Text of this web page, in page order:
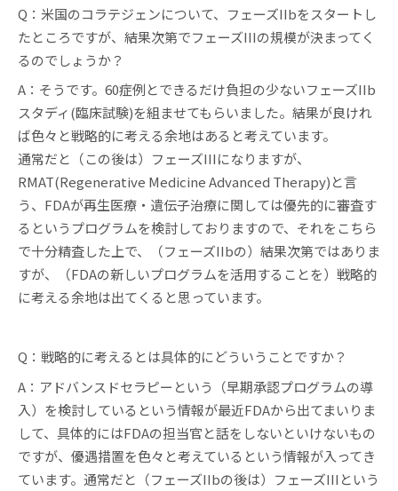
Q：米国のコラテジェンについて、フェーズIIbをスタートし
たところですが、結果次第でフェーズIIIの規模が決まってく
るのでしょうか？
A：そうです。60症例とできるだけ負担の少ないフェーズIIb
スタディ(臨床試験)を組ませてもらいました。結果が良けれ
ば色々と戦略的に考える余地はあると考えています。
通常だと（この後は）フェーズIIIになりますが、
RMAT(Regenerative Medicine Advanced Therapy)と言
う、FDAが再生医療・遺伝子治療に関しては優先的に審査す
るというプログラムを検討しておりますので、それをこちら
で十分精査した上で、（フェーズIIbの）結果次第ではありま
すが、（FDAの新しいプログラムを活用することを）戦略的
に考える余地は出てくると思っています。
Q：戦略的に考えるとは具体的にどういうことですか？
A：アドバンスドセラピーという（早期承認プログラムの導
入）を検討しているという情報が最近FDAから出てまいりま
して、具体的にはFDAの担当官と話をしないといけないもの
ですが、優遇措置を色々と考えているという情報が入ってき
ています。通常だと（フェーズIIbの後は）フェーズIIIという